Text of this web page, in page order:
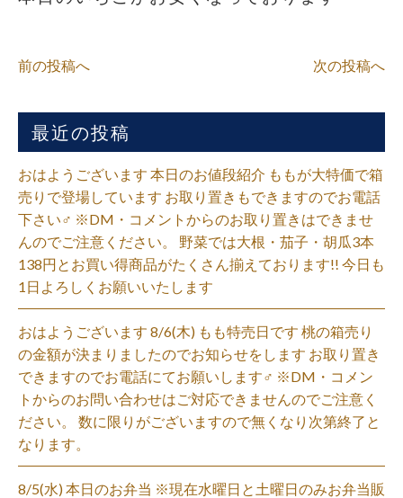
前の投稿へ 次の投稿へ
最近の投稿
おはようございます 本日のお値段紹介 ももが大特価で箱
売りで登場しています お取り置きもできますのでお電話
下さい‍♂️ ※DM・コメントからのお取り置きはできませ
んのでご注意ください。 野菜では大根・茄子・胡瓜3本
138円とお買い得商品がたくさん揃えております!! 今日も
1日よろしくお願いいたします
おはようございます 8/6(木) もも特売日です 桃の箱売り
の金額が決まりましたのでお知らせをします お取り置き
できますのでお電話にてお願いします‍♂️ ※DM・コメン
トからのお問い合わせはご対応できませんのでご注意く
ださい。 数に限りがございますので無くなり次第終了と
なります。
8/5(水) 本日のお弁当 ※現在水曜日と土曜日のみお弁当販